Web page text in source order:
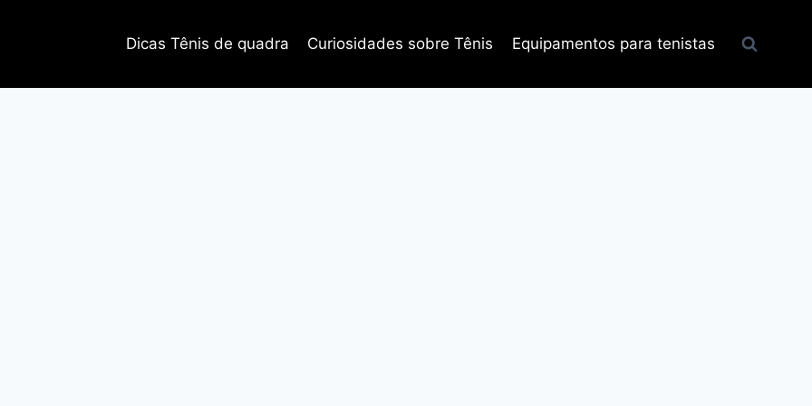
Dicas Tênis de quadra Curiosidades sobre Tênis Equipamentos para tenistas